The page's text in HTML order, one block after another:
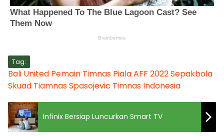
Tag:
Bali United Pemain Timnas Piala AFF 2022Sepakbola
Skuad TiamnasSpasojevic Timnas Indonesia
Infinix Bersiap Luncurkan Smart TV